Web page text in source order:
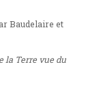
Baudelaire et
la Terre vue du